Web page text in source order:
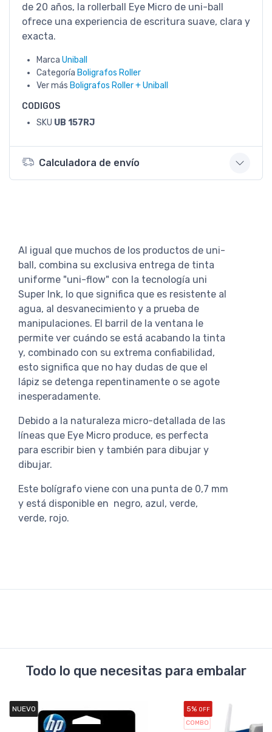
de 20 años, la rollerball Eye Micro de uni-ball
ofrece una experiencia de escritura suave, clara y
exacta.
Marca Uniball
Categoría Boligrafos Roller
Ver más Boligrafos Roller + Uniball
CODIGOS
SKU UB 157RJ
Calculadora de envío
Al igual que muchos de los productos de uni-
ball, combina su exclusiva entrega de tinta
uniforme "uni-flow" con la tecnología uni
Super Ink, lo que significa que es resistente al
agua, al desvanecimiento y a prueba de
manipulaciones. El barril de la ventana le
permite ver cuándo se está acabando la tinta
y, combinado con su extrema confiabilidad,
esto significa que no hay dudas de que el
lápiz se detenga repentinamente o se agote
inesperadamente.
Debido a la naturaleza micro-detallada de las
líneas que Eye Micro produce, es perfecta
para escribir bien y también para dibujar y
dibujar.
Este bolígrafo viene con una punta de 0,7 mm
y está disponible en negro, azul, verde,
verde, rojo.
Todo lo que necesitas para embalar
NUEVO 5% OFF
COMBO